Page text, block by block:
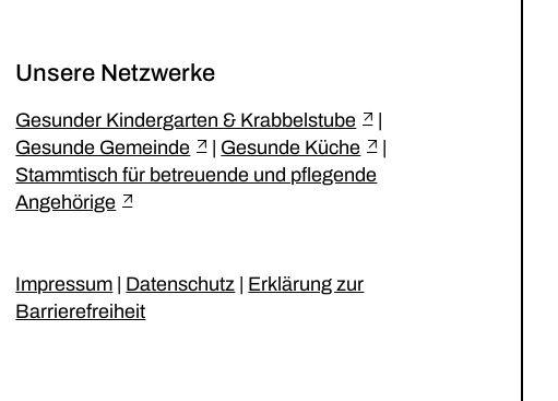
Unsere Netzwerke
Gesunder Kindergarten & Krabbelstube
Gesunde Gemeinde
Gesunde Küche
Stammtisch für betreuende und pflegende
Angehörige
Impressum Datenschutz
Erklärung zur
Barrierefreiheit